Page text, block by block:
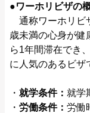
●ワーホリビザの
通称ワーホリビ
歳未満の心身が健
ら1年間滞在でき
に人気のあるビザ
・ 就学条件： 就学
・ 労働条件： 労働